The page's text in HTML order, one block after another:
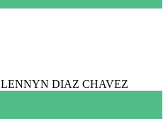
LENNYN DIAZ CHAVEZ